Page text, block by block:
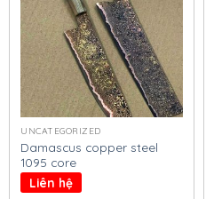
UNCATEGORIZED
Damascus copper steel
1095 core
Liên hệ